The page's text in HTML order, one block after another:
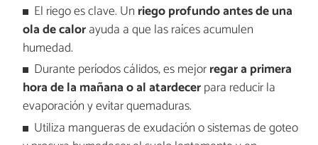
El riego es clave. Un riego profundo antes de una
ola de calorayuda a que las raíces acumulen
humedad.
Durante períodos cálidos, es mejorregar a primera
hora de la mañana o al atardecerpara reducir la
evaporación y evitar quemaduras.
Utiliza mangueras de exudación o sistemas de goteo